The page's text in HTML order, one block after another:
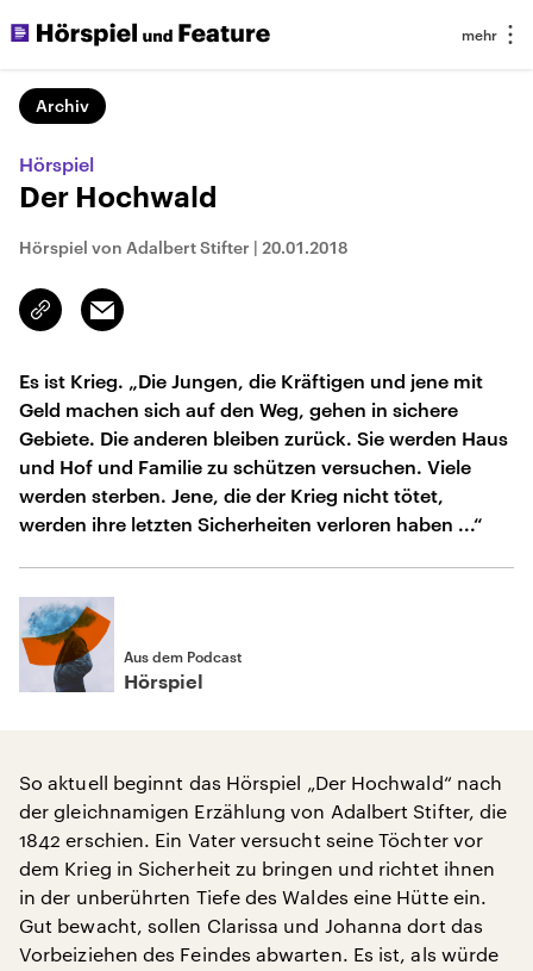
Archiv
Hörspiel
Der Hochwald
Hörspiel von Adalbert Stifter | 20.01.2018
Link
kopieren/teilen
Email
Es ist Krieg. „Die Jungen, die Kräftigen und jene mit
Geld machen sich auf den Weg, gehen in sichere
Gebiete. Die anderen bleiben zurück. Sie werden Haus
und Hof und Familie zu schützen versuchen. Viele
werden sterben. Jene, die der Krieg nicht tötet,
werden ihre letzten Sicherheiten verloren haben ...“
Aus dem Podcast
Hörspiel
So aktuell beginnt das Hörspiel „Der Hochwald“ nach
der gleichnamigen Erzählung von Adalbert Stifter, die
1842 erschien. Ein Vater versucht seine Töchter vor
dem Krieg in Sicherheit zu bringen und richtet ihnen
in der unberührten Tiefe des Waldes eine Hütte ein.
Gut bewacht, sollen Clarissa und Johanna dort das
Vorbeiziehen des Feindes abwarten. Es ist, als würde